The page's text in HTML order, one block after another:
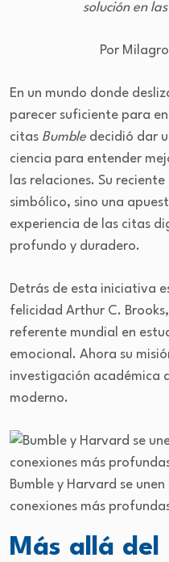
solución en
Por
En un mundo donde
parecer suficiente para
citas Bumble decidió dar
ciencia para entender
las relaciones. Su
simbólico, sino una
experiencia de las citas
profundo y duradero.
Detrás de esta iniciativa
felicidad Arthur C.
referente mundial en
emocional. Ahora su
investigación académica
moderno.
Bumble y Harvard se
conexiones más
Más allá del